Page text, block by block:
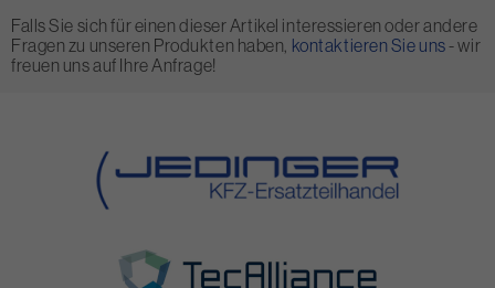
Falls Sie sich für einen dieser Artikel interessieren oder andere
Fragen zu unseren Produkten haben, kontaktieren Sie uns- wir
freuen uns auf Ihre Anfrage!